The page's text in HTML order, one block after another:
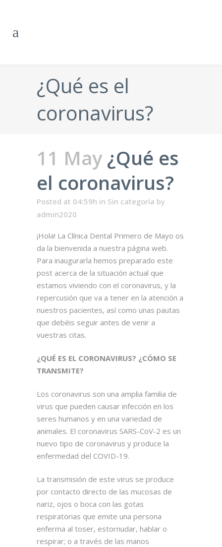
¿Qué es el
coronavirus?
11 May ¿Qué es
el coronavirus?
Posted at 04:59h in Sin categoría by
admin2020
¡Hola! La Clínica Dental Primero de Mayo os
da la bienvenida a nuestra página web.
Para inaugurarla hemos preparado este
post acerca de la situación actual que
estamos viviendo con el coronavirus, y la
repercusión que va a tener en la atención a
nuestros pacientes, así como unas pautas
que debéis seguir antes de venir a
vuestras citas.
¿QUÉ ES EL CORONAVIRUS? ¿CÓMO SE
TRANSMITE?
Los coronavirus son una amplia familia de
virus que pueden causar infección en los
seres humanos y en una variedad de
animales. El coronavirus SARS-CoV-2 es un
nuevo tipo de coronavirus y produce la
enfermedad del COVID-19.
La transmisión de este virus se produce
por contacto directo de las mucosas de
nariz, ojos o boca con las gotas
respiratorias que emite una persona
enferma al toser, estornudar, hablar o
respirar; o a través de las manos